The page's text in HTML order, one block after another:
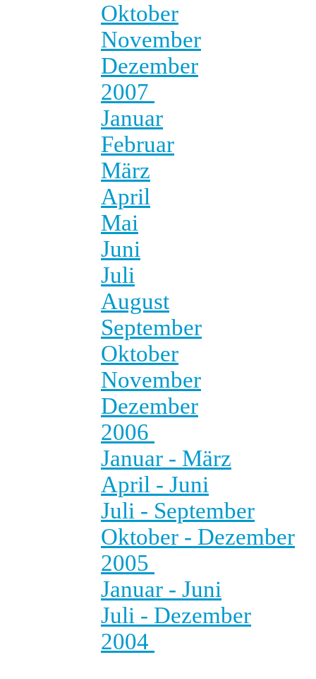
Oktober
November
Dezember
2007
Januar
Februar
März
April
Mai
Juni
Juli
August
September
Oktober
November
Dezember
2006
Januar - März
April - Juni
Juli - September
Oktober - Dezember
2005
Januar - Juni
Juli - Dezember
2004